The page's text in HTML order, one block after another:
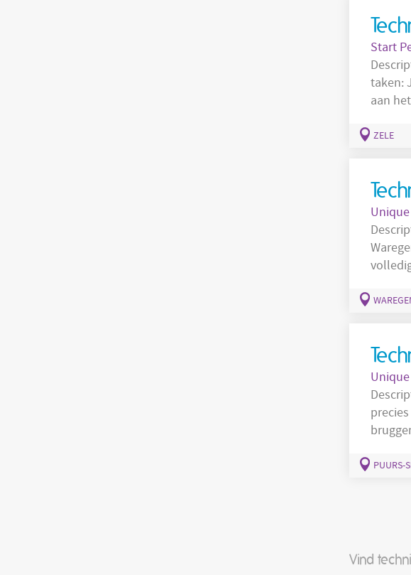
Start
taken: Je lost pannes of problemen op zodat je collega's van productie en inpak snel terug
aan het werk kunnen. Je
ZELE
Unique
volledige
up-to-
Unique
precies in? Je staat in voor de uitvoering van werken
bruggen,
PUURS-
Vind